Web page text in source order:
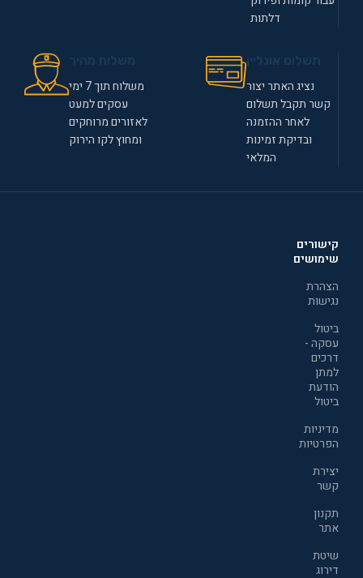
דלתות
נציג האתר יצור
קשר תקבל תשלום
לאחר ההזמנה
ובדיקת זמינות
המלאי
משלוח תוך 7 ימי
עסקים למעט
לאזורים מרוחקים
ומחוץ לקו הירוק
קישורים
שימושים
הצהרת
נגישות
ביטול
עסקה -
דרכים
למתן
הודעת
ביטול
מדיניות
הפרטיות
יצירת
קשר
תקנון
אתר
שיטת
דירוג